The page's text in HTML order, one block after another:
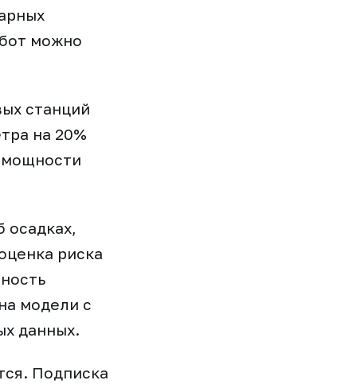
можно
станций
на 20%
мощности
осадках,
риска
модели с
данных.
Подписка